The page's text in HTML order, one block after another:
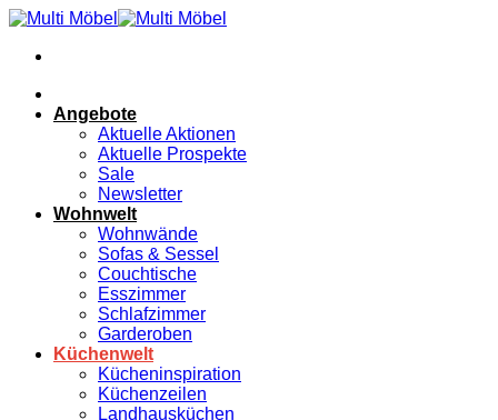
Zum
springen
Angebote
Aktuelle Aktionen
Aktuelle Prospekte
Sale
Newsletter
Wohnwelt
Wohnwände
Sofas & Sessel
Couchtische
Esszimmer
Schlafzimmer
Garderoben
Küchenwelt
Kücheninspiration
Küchenzeilen
Landhausküchen